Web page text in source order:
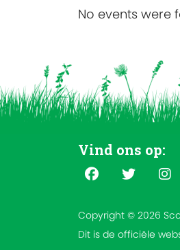
No events were
Vind ons op:
Copyright © 2026
Dit is de officiële